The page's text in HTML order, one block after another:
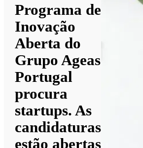
Programa de
Inovação
Aberta do
Grupo Ageas
Portugal
procura
startups. As
candidaturas
estão abertas